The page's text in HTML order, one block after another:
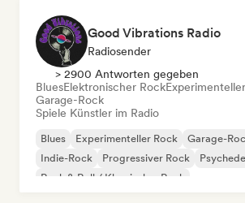
Good Vibrations Radio
Radiosender
> 2900 Antworten gegeben
BluesElektronischer Rock
Garage-Rock
Spiele Künstler im Radio
Blues Experimenteller Rock Garage-
Indie-Rock
Progressiver Rock
Rock & Roll / Klassischer Rock